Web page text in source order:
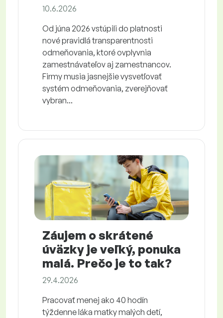
10.6.2026
Od júna 2026 vstúpili do platnosti
nové pravidlá transparentnosti
odmeňovania, ktoré ovplyvnia
zamestnávateľov aj zamestnancov.
Firmy musia jasnejšie vysvetľovať
systém odmeňovania, zverejňovať
vybran...
Záujem o skrátené
úväzky je veľký, ponuka
malá. Prečo je to tak?
29.4.2026
Pracovať menej ako 40 hodín
týždenne láka matky malých detí,